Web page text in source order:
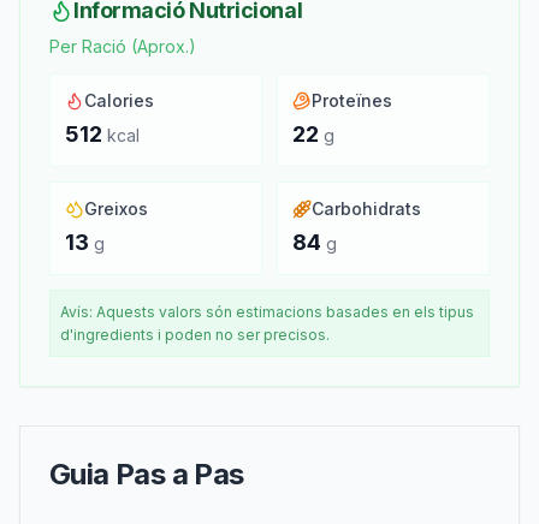
Informació Nutricional
Per Ració (Aprox.)
Calories
512 kcal
Proteïnes
22 g
Greixos
13 g
Carbohidrats
84 g
Avís: Aquests valors són estimacions basades en els tipus
d'ingredients i poden no ser precisos.
Guia Pas a Pas